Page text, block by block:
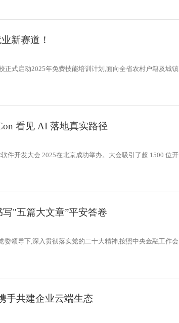
新赛道！
式启动2025年免费技能培训计划,面向全省农村户籍及城镇
看见 AI 落地真实路径
件开发大会 2025在北京成功举办。大会吸引了超 1500 位开
"五篇大文章”平安答卷
领导下,深入贯彻落实党的二十大精神,按照中央金融工作会
手共建企业云端生态